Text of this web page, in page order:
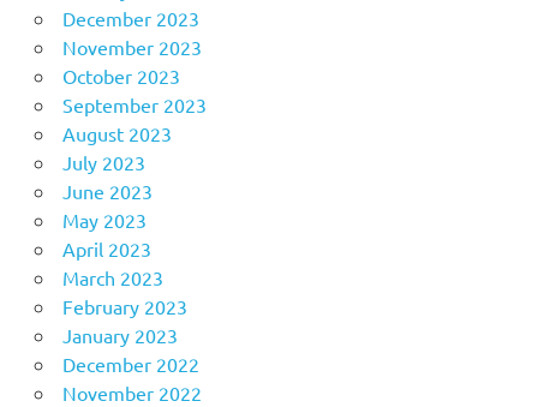
December 2023
November 2023
October 2023
September 2023
August 2023
July 2023
June 2023
May 2023
April 2023
March 2023
February 2023
January 2023
December 2022
November 2022